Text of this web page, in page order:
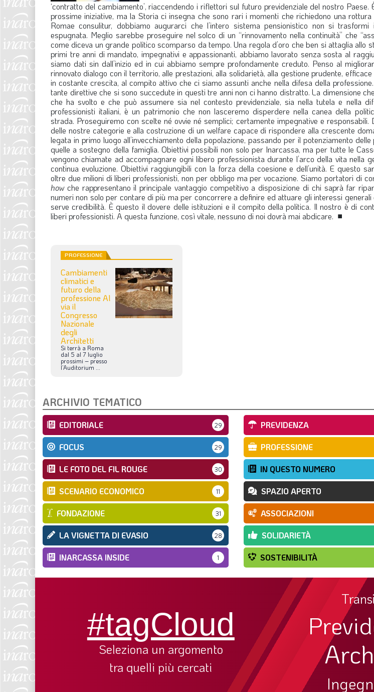
‘contratto del cambiamento’, riaccendendo i riflettori sul futuro previdenziale del nostro
prossime iniziative, ma la Storia ci insegna che sono rari i momenti che richiedono una
Romae consulitur, dobbiamo augurarci che l’intero sistema pensionistico non si
espugnata. Meglio sarebbe proseguire nel solco di un “rinnovamento nella continuità” che
come diceva un grande politico scomparso da tempo. Una regola d’oro che ben si attaglia allo
primi tre anni di mandato, impegnativi e appassionanti, abbiamo lavorato senza sosta al
siamo dati sin dall’inizio ed in cui abbiamo sempre profondamente creduto. Penso al
rinnovato dialogo con il territorio, alle prestazioni, alla solidarietà, alla gestione prudente,
in costante crescita, al compito attivo che ci siamo assunti anche nella difesa della
tante direttive che si sono succedute in questi tre anni non ci hanno distratto. La dimensione
che ha svolto e che può assumere sia nel contesto previdenziale, sia nella tutela e nella
professionisti italiani, è un patrimonio che non lasceremo disperdere nella canea della
strada. Proseguiremo con scelte né ovvie né semplici; certamente impegnative e responsabili.
delle nostre categorie e alla costruzione di un welfare capace di rispondere alla crescente
legata in primo luogo all’invecchiamento della popolazione, passando per il potenziamento
quelle a sostegno della famiglia. Obiettivi possibili non solo per Inarcassa, ma per tutte le
vengono chiamate ad accompagnare ogni libero professionista durante l’arco della vita nella
continua evoluzione. Obiettivi raggiungibili con la forza della coesione e dell’unità. E questo
oltre due milioni di liberi professionisti, non per obbligo ma per vocazione. Siamo portatori di
howche rappresentano il principale vantaggio competitivo a disposizione di chi saprà far
numeri non solo per contare di più ma per concorrere a definire ed attuare gli interessi
serve credibilità. È questo il dovere delle istituzioni e il compito della politica. Il nostro è di
liberi professionisti. A questa funzione, così vitale, nessuno di noi dovrà mai abdicare. ■
PROFESSIONE
Cambiamenti
climatici e
futuro della
professione Al
via il
Congresso
Nazionale
degli
Architetti
Si terrà a Roma
dal 5 al 7 luglio
prossimi – presso
l’Auditorium
ARCHIVIO TEMATICO
EDITORIALE 29 PREVIDENZA
FOCUS 29 PROFESSIONE
LE FOTO DEL FIL ROUGE 30 IN QUESTO NUMERO
SCENARIO ECONOMICO 11 SPAZIO APERTO
FONDAZIONE 31 ASSOCIAZIONI
LA VIGNETTA DI EVASIO 28 SOLIDARIETÀ
INARCASSA INSIDE 1 SOSTENIBILITÀ
#tagCloud
Seleziona un argomento
tra quelli più cercati